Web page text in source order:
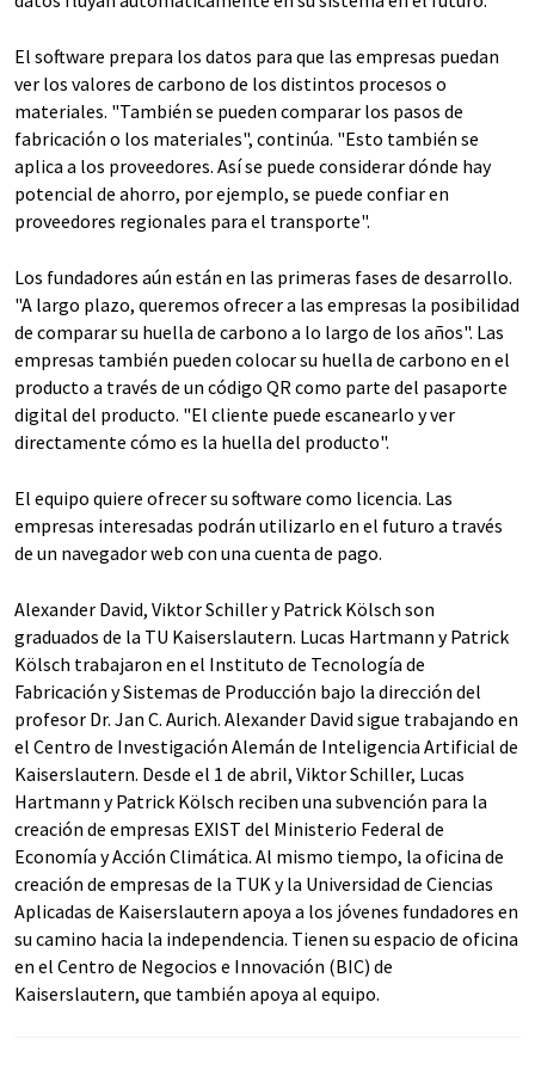
El software prepara los datos para que las empresas puedan
ver los valores de carbono de los distintos procesos o
materiales. "También se pueden comparar los pasos de
fabricación o los materiales", continúa. "Esto también se
aplica a los proveedores. Así se puede considerar dónde hay
potencial de ahorro, por ejemplo, se puede confiar en
proveedores regionales para el transporte".
Los fundadores aún están en las primeras fases de desarrollo.
"A largo plazo, queremos ofrecer a las empresas la posibilidad
de comparar su huella de carbono a lo largo de los años". Las
empresas también pueden colocar su huella de carbono en el
producto a través de un código QR como parte del pasaporte
digital del producto. "El cliente puede escanearlo y ver
directamente cómo es la huella del producto".
El equipo quiere ofrecer su software como licencia. Las
empresas interesadas podrán utilizarlo en el futuro a través
de un navegador web con una cuenta de pago.
Alexander David, Viktor Schiller y Patrick Kölsch son
graduados de la TU Kaiserslautern. Lucas Hartmann y Patrick
Kölsch trabajaron en el Instituto de Tecnología de
Fabricación y Sistemas de Producción bajo la dirección del
profesor Dr. Jan C. Aurich. Alexander David sigue trabajando en
el Centro de Investigación Alemán de Inteligencia Artificial de
Kaiserslautern. Desde el 1 de abril, Viktor Schiller, Lucas
Hartmann y Patrick Kölsch reciben una subvención para la
creación de empresas EXIST del Ministerio Federal de
Economía y Acción Climática. Al mismo tiempo, la oficina de
creación de empresas de la TUK y la Universidad de Ciencias
Aplicadas de Kaiserslautern apoya a los jóvenes fundadores en
su camino hacia la independencia. Tienen su espacio de oficina
en el Centro de Negocios e Innovación (BIC) de
Kaiserslautern, que también apoya al equipo.